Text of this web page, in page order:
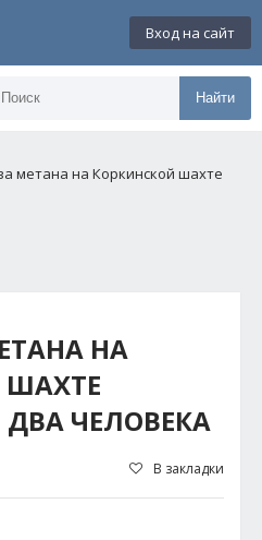
Вход на сайт
Найти
метана на Коркинской шахте
НА
ЧЕЛОВЕКА
В закладки